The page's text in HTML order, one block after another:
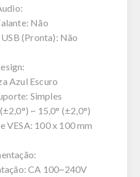
Não
(Pronta): Não
Azul Escuro
Simples
~ 15,0° (±2,0°)
VESA: 100 x 100 mm
CA 100~240V